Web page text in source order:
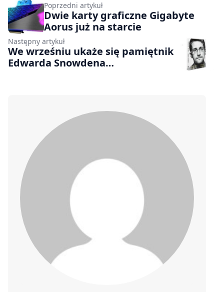
Poprzedni artykuł
Dwie karty graficzne Gigabyte
Aorus już na starcie
Następny artykuł
We wrześniu ukaże się pamiętnik
Edwarda Snowdena